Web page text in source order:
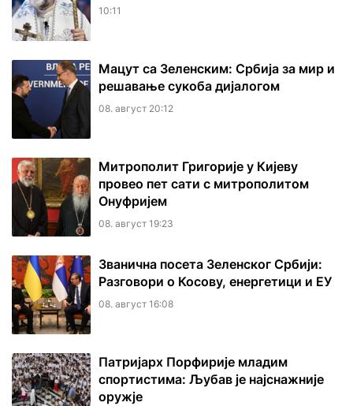
10:11
Мацут са Зеленским: Србија за мир и
решавање сукоба дијалогом
08. август 20:12
Митрополит Григорије у Кијеву
провео пет сати с митрополитом
Онуфријем
08. август 19:23
Званична посета Зеленског Србији:
Разговори о Косову, енергетици и ЕУ
08. август 16:08
Патријарх Порфирије младим
спортистима: Љубав је најснажније
оружје